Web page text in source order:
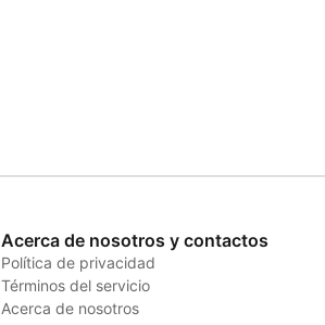
Acerca de nosotros y contactos
Política de privacidad
Términos del servicio
Acerca de nosotros